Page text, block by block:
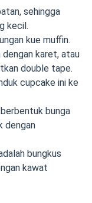
sehingga
kecil.
kue muffin.
dengan karet, atau
double tape.
cupcake ini ke
bunga
dengan
bungkus
kawat